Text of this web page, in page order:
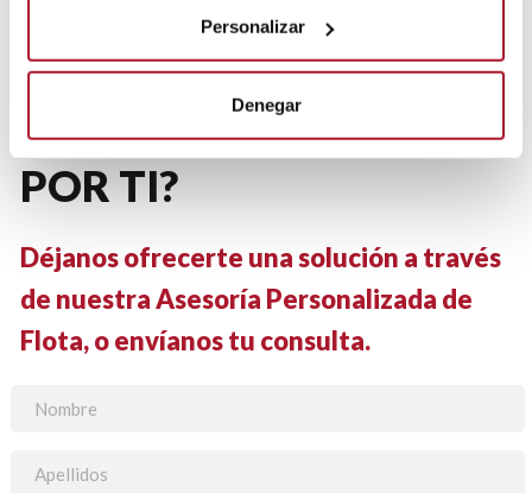
Personalizar
Denegar
¿QUÉ PODEMOS HACER
POR TI?
Déjanos ofrecerte una solución a través
de nuestra Asesoría Personalizada de
Flota, o envíanos tu consulta.